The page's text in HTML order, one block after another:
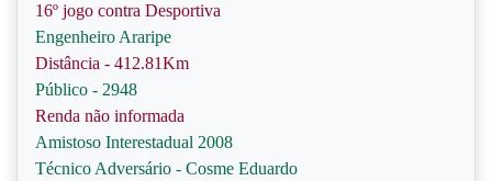
16º jogo contra Desportiva
Engenheiro Araripe
Distância - 412.81Km
Público - 2948
Renda não informada
Amistoso Interestadual 2008
Técnico Adversário - Cosme Eduardo